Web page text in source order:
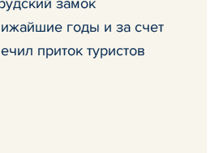
годы и за счет
приток туристов